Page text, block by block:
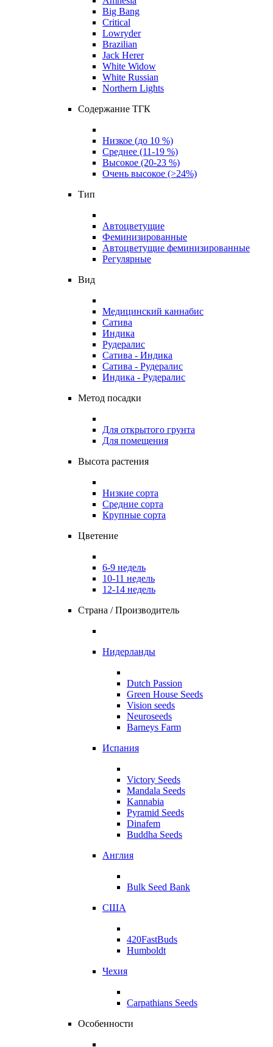
Big Bang
Critical
Lowryder
Brazilian
Jack Herer
White Widow
White Russian
Northern Lights
Содержание ТГК
Низкое (до 10 %)
Среднее (11-19 %)
Высокое (20-23 %)
Очень высокое (>24%)
Тип
Автоцветущие
Феминизированные
Автоцветущие феминизированные
Регулярные
Вид
Медицинский каннабис
Сатива
Индика
Рудералис
Сатива - Индика
Сатива - Рудералис
Индика - Рудералис
Метод посадки
Для открытого грунта
Для помещения
Высота растения
Низкие сорта
Средние сорта
Крупные сорта
Цветение
6-9 недель
10-11 недель
12-14 недель
Страна / Производитель
Нидерланды
Dutch Passion
Green House Seeds
Vision seeds
Neuroseeds
Barneys Farm
Испания
Victory Seeds
Mandala Seeds
Kannabia
Pyramid Seeds
Dinafem
Buddha Seeds
Англия
Bulk Seed Bank
США
420FastBuds
Humboldt
Чехия
Carpathians Seeds
Особенности